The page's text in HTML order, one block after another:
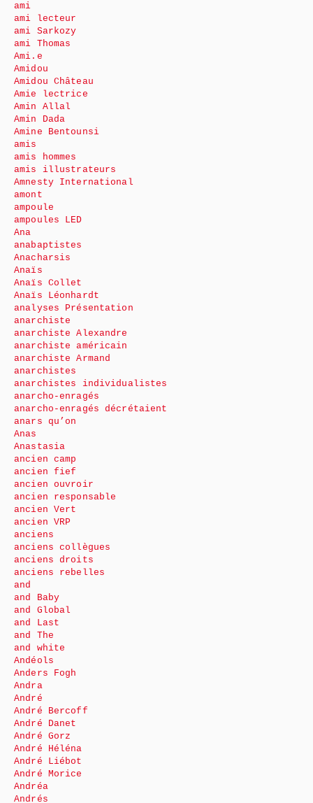
ami
ami lecteur
ami Sarkozy
ami Thomas
Ami.e
Amidou
Amidou Château
Amie lectrice
Amin Allal
Amin Dada
Amine Bentounsi
amis
amis hommes
amis illustrateurs
Amnesty International
amont
ampoule
ampoules LED
Ana
anabaptistes
Anacharsis
Anaïs
Anaïs Collet
Anaïs Léonhardt
analyses Présentation
anarchiste
anarchiste Alexandre
anarchiste américain
anarchiste Armand
anarchistes
anarchistes individualistes
anarcho-enragés
anarcho-enragés décrétaient
anars qu’on
Anas
Anastasia
ancien camp
ancien fief
ancien ouvroir
ancien responsable
ancien Vert
ancien VRP
anciens
anciens collègues
anciens droits
anciens rebelles
and
and Baby
and Global
and Last
and The
and white
Andéols
Anders Fogh
Andra
André
André Bercoff
André Danet
André Gorz
André Héléna
André Liébot
André Morice
Andréa
Andrés